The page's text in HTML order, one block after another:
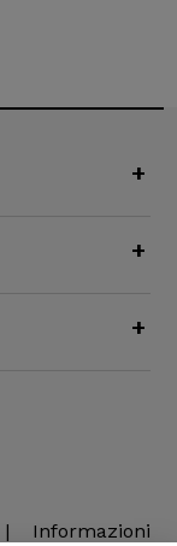
+
+
+
|
Informazioni